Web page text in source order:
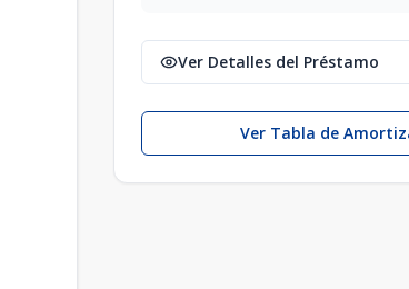
Ver Detalles del Préstamo
Ver Tabla de